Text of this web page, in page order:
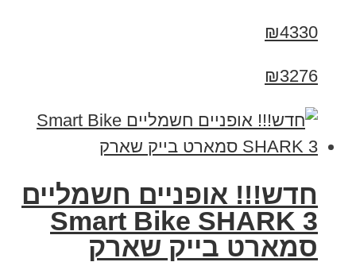
₪4330
₪3276
חדש!!! אופניים חשמליים
Smart Bike SHARK 3
סמארט בייק שארק